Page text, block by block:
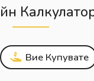
Вие Купувате